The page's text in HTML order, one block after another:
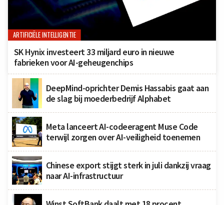
ARTIFICIËLE INTELLIGENTIE
SK Hynix investeert 33 miljard euro in nieuwe
fabrieken voor AI-geheugenchips
DeepMind-oprichter Demis Hassabis gaat aan
de slag bij moederbedrijf Alphabet
Meta lanceert AI-codeeragent Muse Code
terwijl zorgen over AI-veiligheid toenemen
Chinese export stijgt sterk in juli dankzij vraag
naar AI-infrastructuur